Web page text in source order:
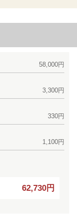
58,000円
3,300円
330円
1,100円
62,730円